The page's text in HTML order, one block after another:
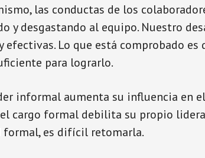
las conductas de los
y desgastando al equipo. Nuestro
efectivas. Lo que está comprobado
para lograrlo.
informal aumenta su influencia en
cargo formal debilita su propio
formal, es difícil retomarla.